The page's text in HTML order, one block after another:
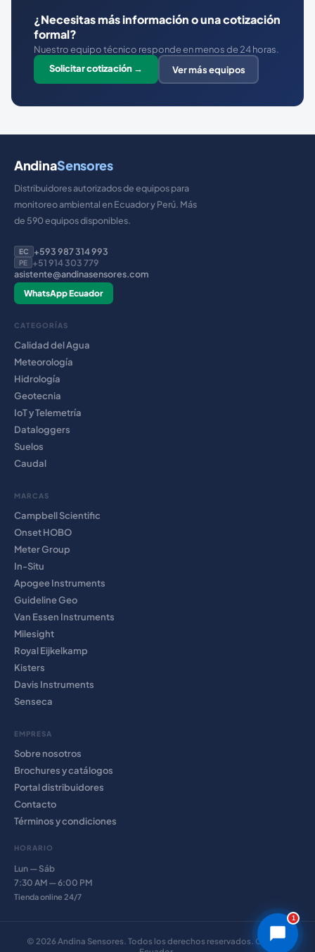
¿Necesitas más información o una cotización
formal?
Nuestro equipo técnico responde en menos de 24 horas.
Solicitar cotización →
Ver más equipos
AndinaSensores
Distribuidores autorizados de equipos para
monitoreo ambiental en Ecuador y Perú. Más
de 590 equipos disponibles.
EC +593 987 314 993
PE
+51 914 303 779
asistente@andinasensores.com
WhatsApp Ecuador
CATEGORÍAS
Calidad del Agua
Meteorología
Hidrología
Geotecnia
IoT y Telemetría
Dataloggers
Suelos
Caudal
MARCAS
Campbell Scientific
Onset HOBO
Meter Group
In-Situ
Apogee Instruments
Guideline Geo
Van Essen Instruments
Milesight
Royal Eijkelkamp
Kisters
Davis Instruments
Senseca
EMPRESA
Sobre nosotros
Brochures y catálogos
Portal distribuidores
Contacto
Términos y condiciones
HORARIO
Lun — Sáb
7:30 AM — 6:00 PM
Tienda online 24/7
© 2026 Andina Sensores. Todos los derechos reservados. Cuenca,
1